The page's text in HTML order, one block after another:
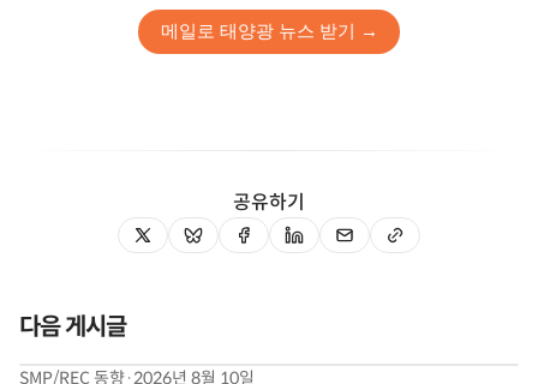
메일로 태양광 뉴스 받기 →
공유하기
다음 게시글
SMP/REC 동향·2026년 8월 10일